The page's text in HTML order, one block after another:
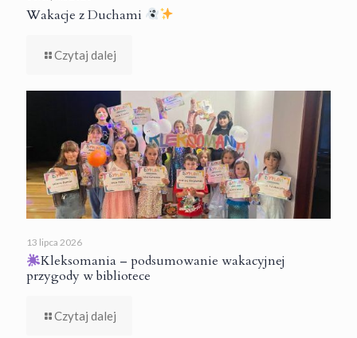
Wakacje z Duchami
Czytaj dalej
13 lipca 2026
Kleksomania – podsumowanie wakacyjnej
przygody w bibliotece
Czytaj dalej